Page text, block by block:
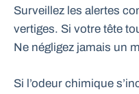
Surveillez les alertes
vertiges. Si votre tête
Ne négligez jamais un
Si l’odeur chimique